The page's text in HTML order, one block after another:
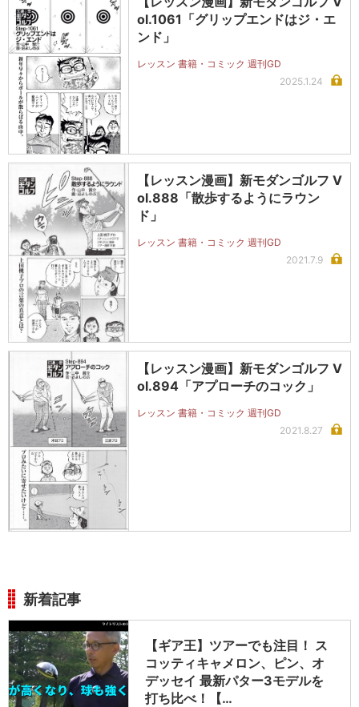
ol.1061「グリップエンドはジ・エ
ンド」
レッスン 書籍・コミック 週刊GD
2025.1.24
【レッスン漫画】新モダンゴルフ V
ol.888「散歩するようにラウン
ド」
レッスン 書籍・コミック 週刊GD
2021.7.9
【レッスン漫画】新モダンゴルフ V
ol.894「アプローチのコック」
レッスン 書籍・コミック 週刊GD
2021.8.27
新着記事
【ギア王】ツアーでも注目！ ス
コッティキャメロン、ピン、オ
デッセイ 最新パター3モデルを
打ち比べ！【…